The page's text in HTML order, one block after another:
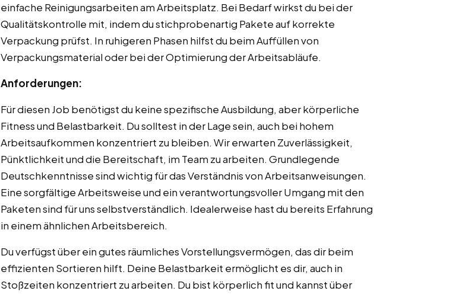
einfache Reinigungsarbeiten am Arbeitsplatz. Bei Bedarf wirkst du bei der
Qualitätskontrolle mit, indem du stichprobenartig Pakete auf korrekte
Verpackung prüfst. In ruhigeren Phasen hilfst du beim Auffüllen von
Verpackungsmaterial oder bei der Optimierung der Arbeitsabläufe.
Anforderungen:
Für diesen Job benötigst du keine spezifische Ausbildung, aber körperliche
Fitness und Belastbarkeit. Du solltest in der Lage sein, auch bei hohem
Arbeitsaufkommen konzentriert zu bleiben. Wir erwarten Zuverlässigkeit,
Pünktlichkeit und die Bereitschaft, im Team zu arbeiten. Grundlegende
Deutschkenntnisse sind wichtig für das Verständnis von Arbeitsanweisungen.
Eine sorgfältige Arbeitsweise und ein verantwortungsvoller Umgang mit den
Paketen sind für uns selbstverständlich. Idealerweise hast du bereits Erfahrung
in einem ähnlichen Arbeitsbereich.
Du verfügst über ein gutes räumliches Vorstellungsvermögen, das dir beim
effizienten Sortieren hilft. Deine Belastbarkeit ermöglicht es dir, auch in
Stoßzeiten konzentriert zu arbeiten. Du bist körperlich fit und kannst über